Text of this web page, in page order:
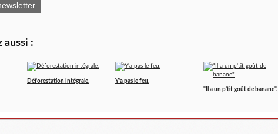
aussi :
Déforestation intégrale.
Y'a pas le feu.
"Il a un p'tit goût de banane".